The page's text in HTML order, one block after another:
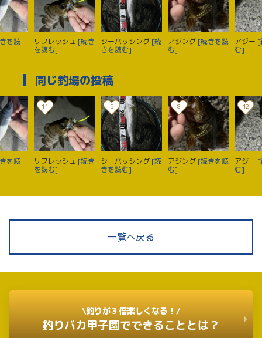
を読 リフレッシュ [続き
を読む]
シーバッシング [続
きを読む]
アジング [続きを読
む]
アジー [
む]
同じ釣場の投稿
を読
11
リフレッシュ [続き
を読む]
5
シーバッシング [続
きを読む]
8
アジング [続きを読
む]
12
アジー [
む]
一覧へ戻る
\釣りが３倍楽しくなる！/
釣りバカ甲子園でできることとは？